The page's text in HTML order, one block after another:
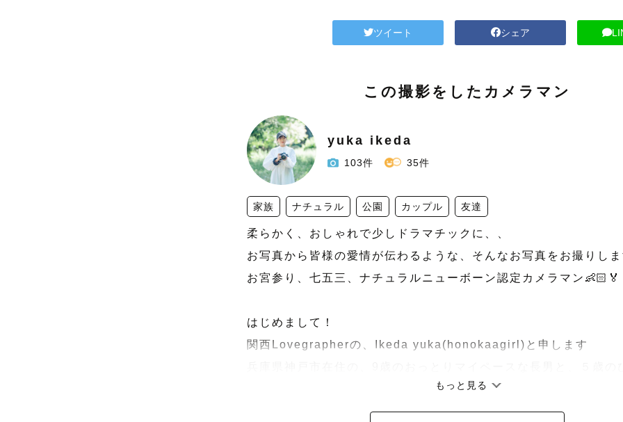
ツイート シェア
この撮影をしたカメラマン
yuka ikeda
103件 35件
家族 ナチュラル 公園 カップル 友達
柔らかく、おしゃれで少しドラマチックに、、
お写真から皆様の愛情が伝わるような、そんなお写真をお撮りし
お宮参り、七五三、ナチュラルニューボーン認定カメラマン👶🏻🏅
はじめまして！
関西Lovegrapherの、Ikeda yuka(honokaagirl)と申します
なのに極度の内弁慶な次男の兄弟を育てるママです𓅿⋰お子様の気
もっと見る